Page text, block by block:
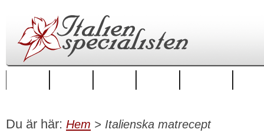
Du är här: Hem > Italienska matrecept